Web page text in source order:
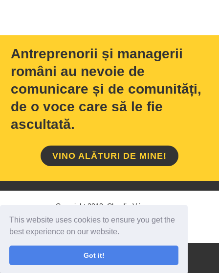
This website uses cookies to ensure you get the
best experience on our website.
Got it!
Antreprenorii și managerii
români au nevoie de
comunicare și de comunități,
de o voce care să le fie
ascultată.
VINO ALĂTURI DE MINE!
Copyright 2018 Claudiu Vrinceanu
HOME / DESPRE MINE CONTACT